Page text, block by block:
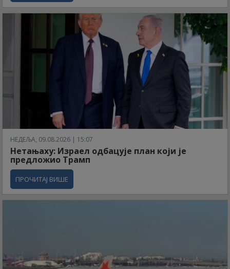
НЕДЕЉА, 09.08.2026 | 15:07
Нетањаху: Израел одбацује план који је
предложио Трамп
ПРОЧИТАЈ ВИШЕ